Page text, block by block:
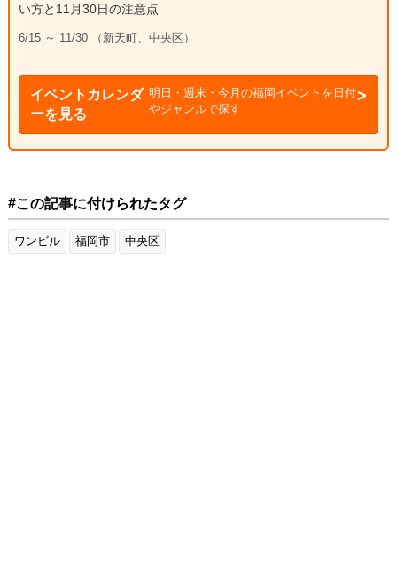
い方と11月30日の注意点
6/15 ～ 11/30 （新天町、中央区）
イベントカレンダ
ーを見る
明日・週末・今月の福岡イベントを日付
やジャンルで探す
#この記事に付けられたタグ
ワンビル 福岡市 中央区